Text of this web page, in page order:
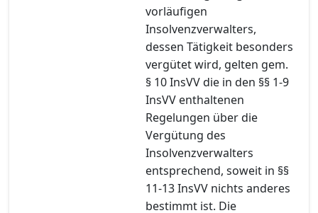
vorläufigen
Insolvenzverwalters,
dessen Tätigkeit besonders
vergütet wird, gelten gem.
§ 10 InsVV die in den §§ 1-9
InsVV enthaltenen
Regelungen über die
Vergütung des
Insolvenzverwalters
entsprechend, soweit in §§
11-13 InsVV nichts anderes
bestimmt ist. Die